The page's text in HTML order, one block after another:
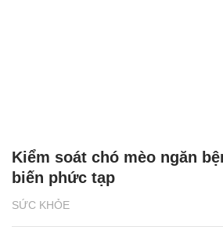
SỨC KHỎE
Kiểm soát chó mèo ngăn
biến phức tạp